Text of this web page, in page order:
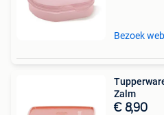
Bezoek
Zalm
€ 8,90